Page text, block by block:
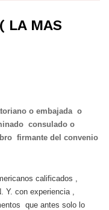
LA MAS
o embajada o
consulado o
firmante del convenio
calificados ,
con experiencia ,
que antes solo lo